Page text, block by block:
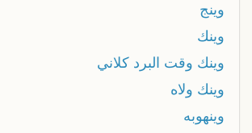
وينج
وينك
وينك وقت البرد كلاني
وينك ولاه
وينهوبه